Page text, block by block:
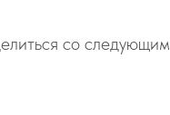
со